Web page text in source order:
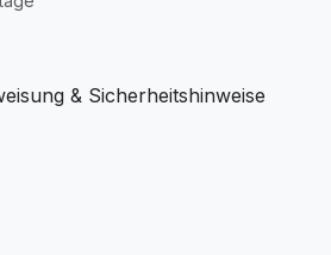
& Sicherheitshinweise